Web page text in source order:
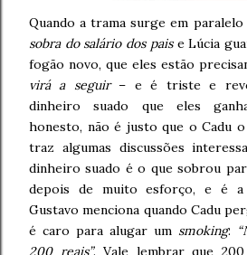
Quando a trama surge em paralelo
sobra do salário dos paise Lúcia
fogão novo, que eles estão
virá a seguir– e é triste e
dinheiro suado que eles
honesto, não é justo que o Cadu
traz algumas discussões
dinheiro suado é o que sobrou
depois de muito esforço, e é a
Gustavo menciona quando Cadu
é caro para alugar um smoking:
200 reais”. Vale lembrar que